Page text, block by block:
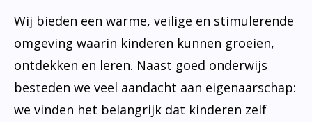
Wij bieden een warme, veilige en stimulerende
omgeving waarin kinderen kunnen groeien,
ontdekken en leren. Naast goed onderwijs
besteden we veel aandacht aan eigenaarschap:
we vinden het belangrijk dat kinderen zelf